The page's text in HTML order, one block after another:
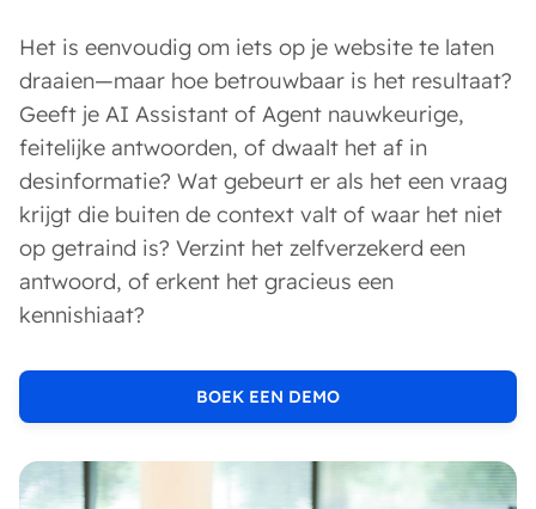
Het is eenvoudig om iets op je website te laten
draaien—maar hoe betrouwbaar is het resultaat?
Geeft je AI Assistant of Agent nauwkeurige,
feitelijke antwoorden, of dwaalt het af in
desinformatie? Wat gebeurt er als het een vraag
krijgt die buiten de context valt of waar het niet
op getraind is? Verzint het zelfverzekerd een
antwoord, of erkent het gracieus een
kennishiaat?
BOEK EEN DEMO